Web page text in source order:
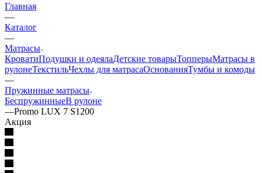
Главная
—
Каталог
—
Матрасы
КроватиПодушки и одеялаДетские товарыТопперыМатрасы в
рулонеТекстильЧехлы для матрасаОснованияТумбы и комоды
—
Пружинные матрасы
БеспружинныеВ рулоне
—Promo LUX 7 S1200
Акция